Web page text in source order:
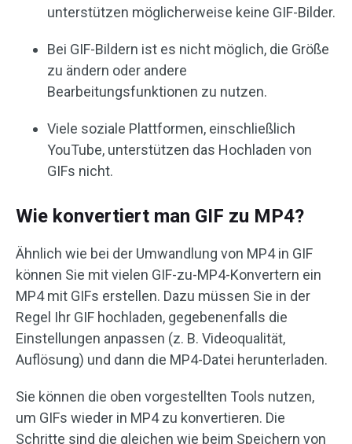
unterstützen möglicherweise keine GIF-Bilder.
Bei GIF-Bildern ist es nicht möglich, die Größe
zu ändern oder andere
Bearbeitungsfunktionen zu nutzen.
Viele soziale Plattformen, einschließlich
YouTube, unterstützen das Hochladen von
GIFs nicht.
Wie konvertiert man GIF zu MP4?
Ähnlich wie bei der Umwandlung von MP4 in GIF
können Sie mit vielen GIF-zu-MP4-Konvertern ein
MP4 mit GIFs erstellen. Dazu müssen Sie in der
Regel Ihr GIF hochladen, gegebenenfalls die
Einstellungen anpassen (z. B. Videoqualität,
Auflösung) und dann die MP4-Datei herunterladen.
Sie können die oben vorgestellten Tools nutzen,
um GIFs wieder in MP4 zu konvertieren. Die
Schritte sind die gleichen wie beim Speichern von